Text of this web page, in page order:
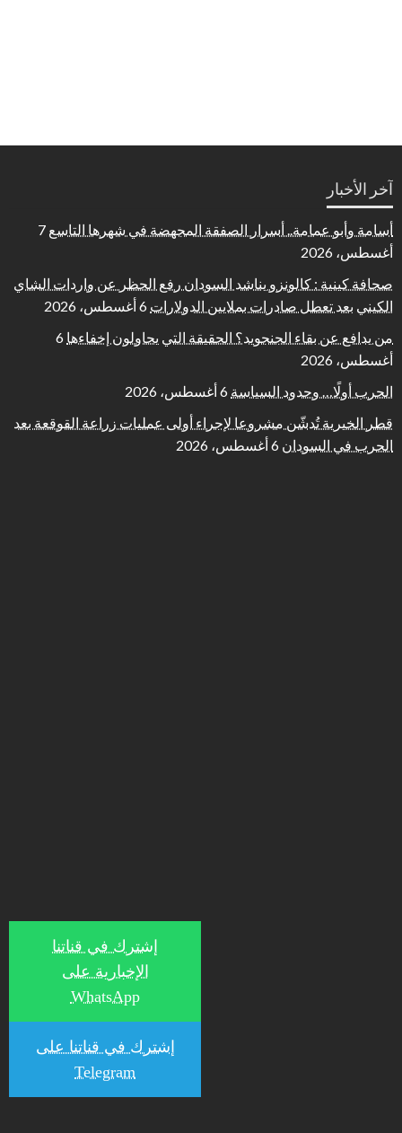
آخر الأخبار
أسامة وأبو عمامة.. أسرار الصفقة المجهضة في شهرها التاسع 7
أغسطس، 2026
صحافة كينية : كالونزو يناشد السودان رفع الحظر عن واردات الشاي
الكيني بعد تعطل صادرات بملايين الدولارات 6 أغسطس، 2026
من يدافع عن بقاء الجنجويد؟ الحقيقة التي يحاولون إخفاءها 6
أغسطس، 2026
الحرب أولًا… وحدود السياسة 6 أغسطس، 2026
قطر الخيرية تُدشّن مشروعا لإجراء أولى عمليات زراعة القوقعة بعد
الحرب في السودان 6 أغسطس، 2026
إشترك في قناتنا
الإخبارية على
WhatsApp
إشترك في قناتنا على
Telegram